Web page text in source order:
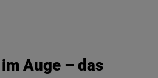
Auge – das